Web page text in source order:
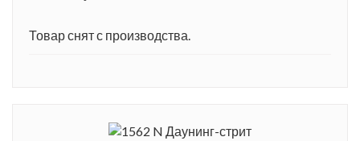
Товар снят с производства.